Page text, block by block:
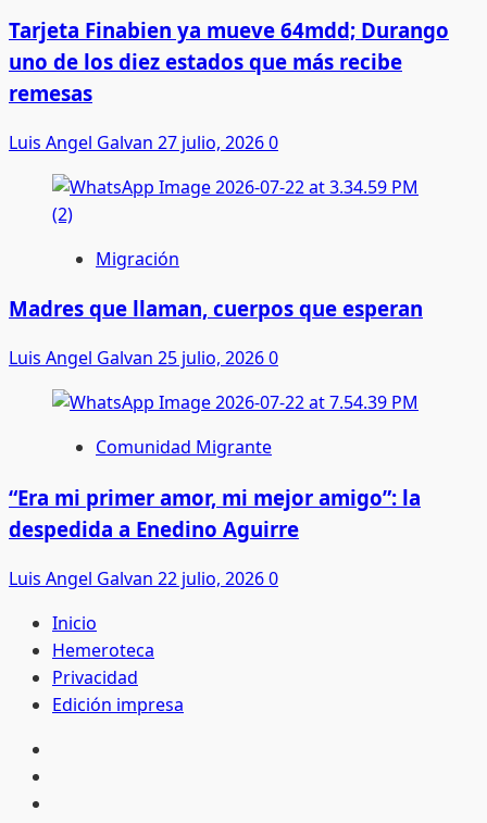
Tarjeta Finabien ya mueve 64mdd; Durango
uno de los diez estados que más recibe
remesas
Luis Angel Galvan 27 julio, 20260
Migración
Madres que llaman, cuerpos que esperan
Luis Angel Galvan 25 julio, 20260
Comunidad Migrante
“Era mi primer amor, mi mejor amigo”: la
despedida a Enedino Aguirre
Luis Angel Galvan 22 julio, 20260
Inicio
Hemeroteca
Privacidad
Edición impresa